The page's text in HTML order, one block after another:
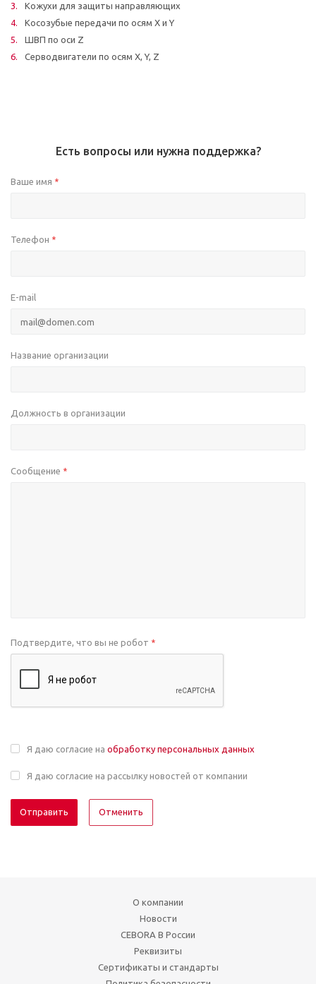
Кожухи для защиты направляющих
Косозубые передачи по осям X и Y
ШВП по оси Z
Серводвигатели по осям X, Y, Z
Есть вопросы или нужна поддержка?
Ваше имя *
Телефон *
E-mail
Название организации
Должность в организации
Сообщение *
Подтвердите, что вы не робот *
Я даю согласие на обработку персональных данных
Я даю согласие на рассылку новостей от компании
Отменить
О компании
Новости
CEBORA В России
Реквизиты
Сертификаты и стандарты